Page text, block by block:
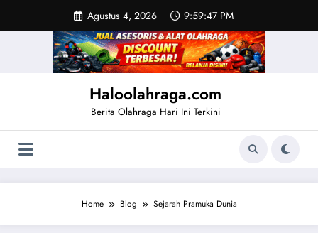
content
Agustus 4, 2026 9:59:48 PM
Haloolahraga.com
Berita Olahraga Hari Ini Terkini
Home Blog Sejarah Pramuka Dunia